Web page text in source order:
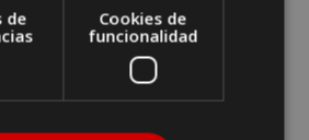
. Esto te permite relajarte y
puedes alquilar el velero sin
de
Cookies de
funcionalidad